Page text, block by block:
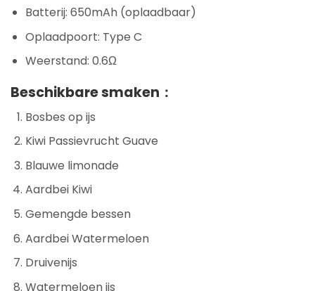
Batterij: 650mAh (oplaadbaar)
Oplaadpoort: Type C
Weerstand: 0.6Ω
Beschikbare smaken：
Bosbes op ijs
Kiwi Passievrucht Guave
Blauwe limonade
Aardbei Kiwi
Gemengde bessen
Aardbei Watermeloen
Druivenijs
Watermeloen ijs